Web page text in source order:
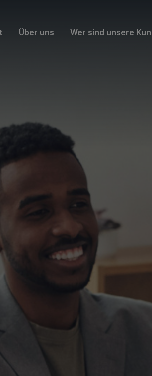
Über uns Wer sind unsere